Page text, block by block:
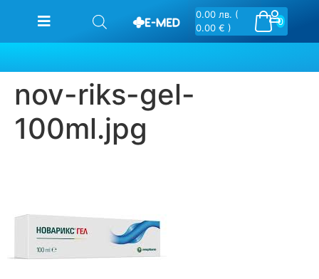
0
0.00 лв. (
0.00 € )
nov-riks-gel-
100ml.jpg